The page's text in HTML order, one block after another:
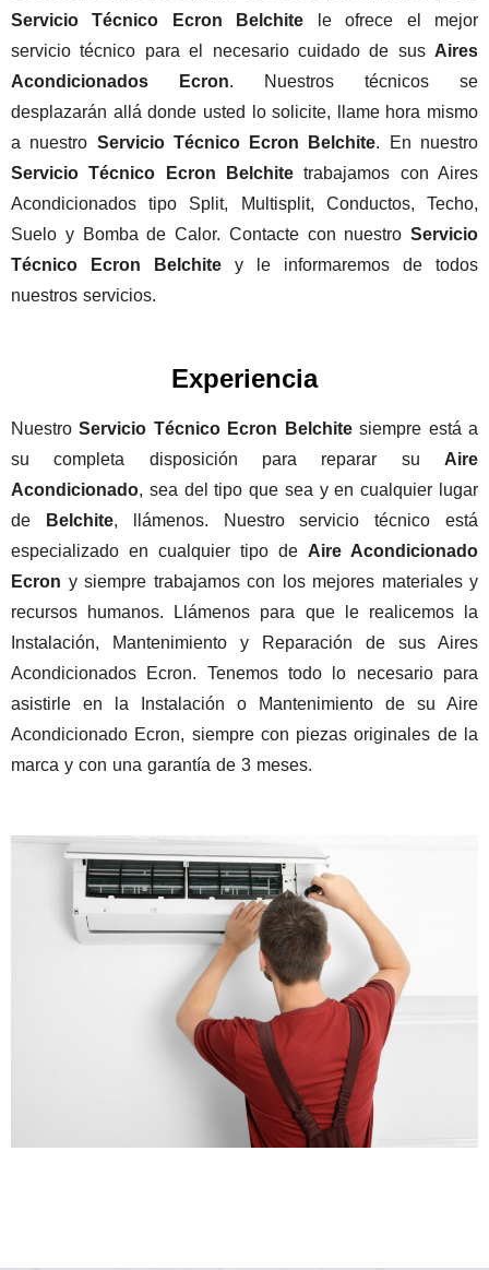
Servicio Técnico Ecron Belchite le ofrece el mejor
servicio técnico para el necesario cuidado de sus Aires
Acondicionados Ecron. Nuestros técnicos se
desplazarán allá donde usted lo solicite, llame hora mismo
a nuestro Servicio Técnico Ecron Belchite. En nuestro
Servicio Técnico Ecron Belchite trabajamos con Aires
Acondicionados tipo Split, Multisplit, Conductos, Techo,
Suelo y Bomba de Calor. Contacte con nuestro Servicio
Técnico Ecron Belchite y le informaremos de todos
nuestros servicios.
Experiencia
NuestroServicio Técnico Ecron Belchitesiempre está a
su completa disposición para reparar su Aire
Acondicionado, sea del tipo que sea y en cualquier lugar
de
Belchite, llámenos. Nuestro servicio técnico está
especializado en cualquier tipo de Aire Acondicionado
Ecron y siempre trabajamos con los mejores materiales y
recursos humanos. Llámenos para que le realicemos la
Instalación, Mantenimiento y Reparación de sus Aires
Acondicionados Ecron. Tenemos todo lo necesario para
asistirle en la Instalación o Mantenimiento de su Aire
Acondicionado Ecron, siempre con piezas originales de la
marca y con una garantía de 3 meses.